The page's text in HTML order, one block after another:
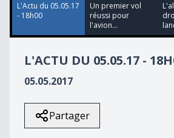
L'Actu du 05.05.17
- 18h00
Un premier vol
réussi pour
l'avion...
L'ACTU DU 05.05.17 -
05.05.2017
Partager